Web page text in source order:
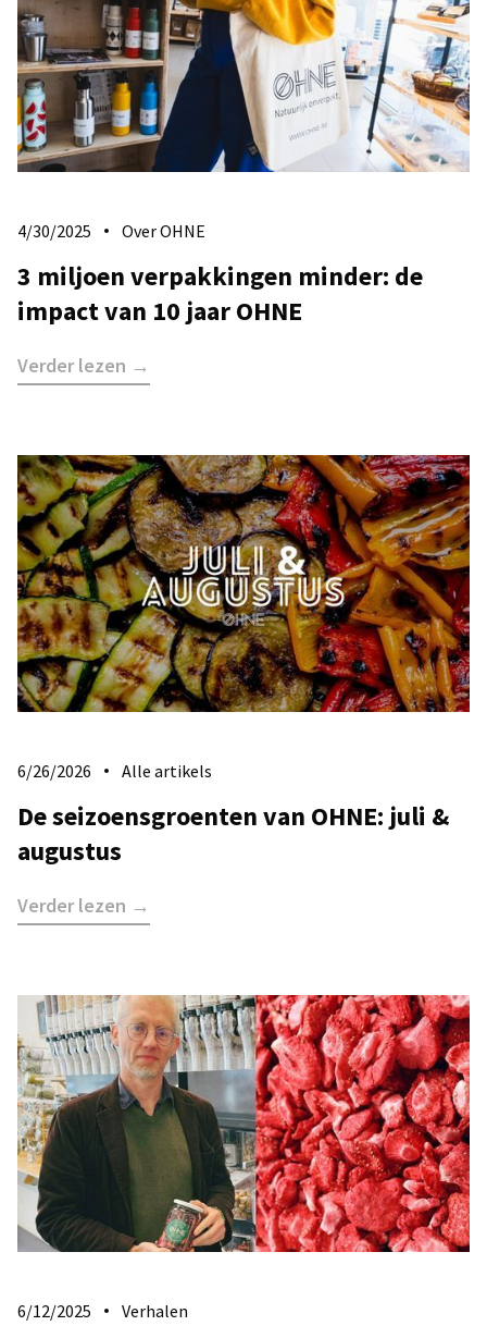
4/30/2025 Over OHNE
3 miljoen verpakkingen minder: de
impact van 10 jaar OHNE
Verder lezen →
6/26/2026 Alle artikels
De seizoensgroenten van OHNE: juli &
augustus
Verder lezen →
6/12/2025 Verhalen